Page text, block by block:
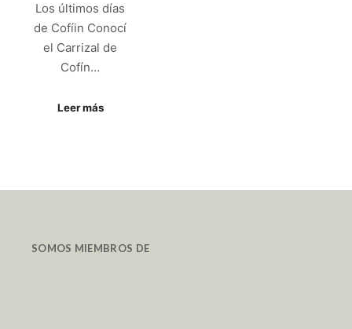
Los últimos días
de Cofíin Conocí
el Carrizal de
Cofín…
Leer más
SOMOS MIEMBROS DE